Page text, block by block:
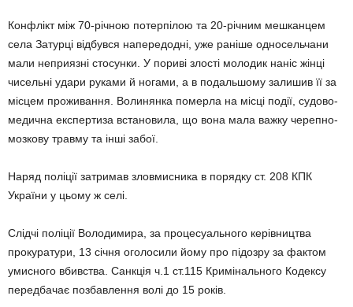
Конфлікт між 70-річною потерпілою та 20-річним мешканцем
села Затурці відбувся напередодні, уже раніше односельчани
мали неприязні стосунки. У пориві злості молодик наніс жінці
чисельні удари руками й ногами, а в подальшому залишив її за
місцем проживання. Волинянка померла на місці події, судово-
медична експертиза встановила, що вона мала важку черепно-
мозкову травму та інші забої.
Наряд поліції затримав зловмисника в порядку ст. 208 КПК
України у цьому ж селі.
Слідчі поліції Володимира, за процесуального керівництва
прокуратури, 13 січня оголосили йому про підозру за фактом
умисного вбивства. Санкція ч.1 ст.115 Кримінального Кодексу
передбачає позбавлення волі до 15 років.